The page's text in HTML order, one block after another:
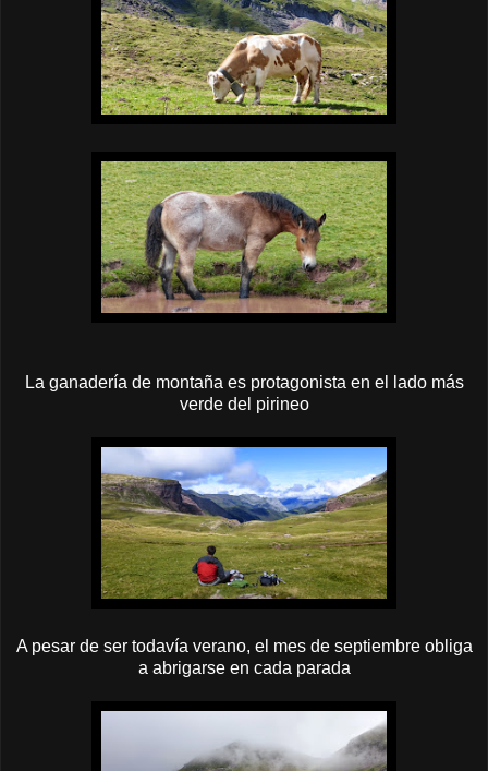
La ganadería de montaña es protagonista en el lado más
verde del pirineo
A pesar de ser todavía verano, el mes de septiembre obliga
a abrigarse en cada parada